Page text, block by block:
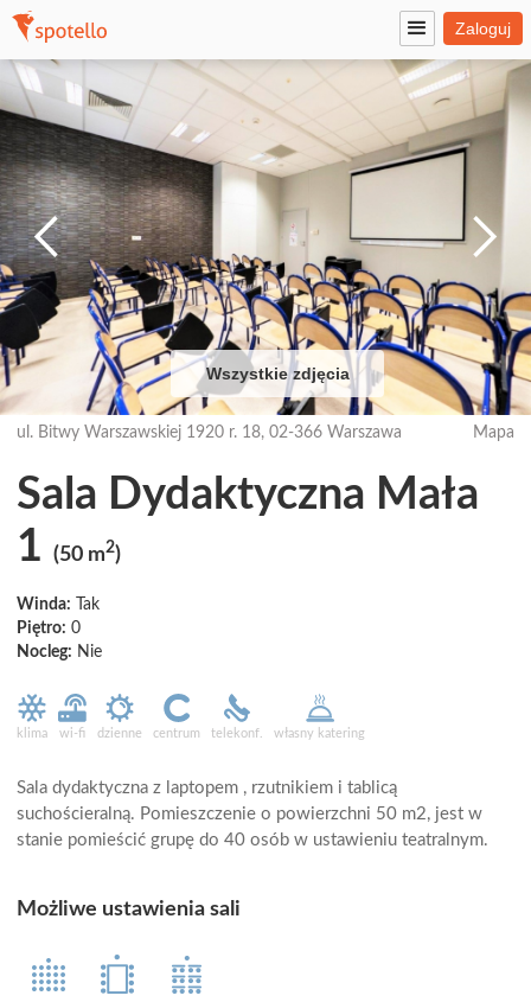
Zaloguj
Wszystkie zdjęcia
Mapa
ul. Bitwy Warszawskiej 1920 r. 18, 02-366 Warszawa
Sala Dydaktyczna Mała
1
(50 m2)
Winda: Tak
Piętro: 0
Nocleg: Nie
klima wi-fi dzienne centrum telekonf. własny katering
Sala dydaktyczna z laptopem , rzutnikiem i tablicą
suchościeralną. Pomieszczenie o powierzchni 50 m2, jest w
stanie pomieścić grupę do 40 osób w ustawieniu teatralnym.
Możliwe ustawienia sali